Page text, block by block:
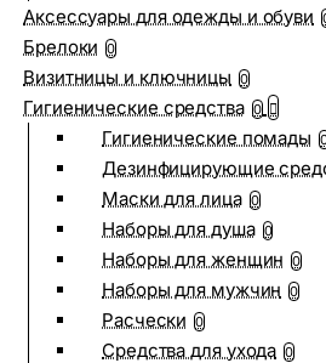
Аксессуары для одежды и обуви
Брелоки 0
Визитницы и ключницы 0
Гигиенические средства 0
Гигиенические помады
Дезинфицирующие
Маски для лица 0
Наборы для душа 0
Наборы для женщин 0
Наборы для мужчин 0
Расчески 0
Средства для ухода 0